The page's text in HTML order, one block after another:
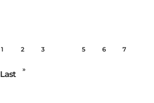
1 2 3 5 6 7
Last
»